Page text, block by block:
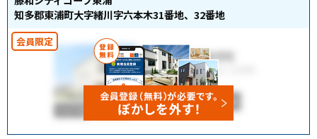
知多郡東浦町大字緒川字六本木31番地、32番地